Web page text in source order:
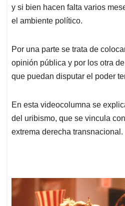
A
p
o
o
d
I
d
y si bien hacen falta varios
el ambiente político.
Por una parte se trata de
opinión pública y por los otra
que puedan disputar el poder
En esta videocolumna se
del uribismo, que se vincula
extrema derecha transnacional.